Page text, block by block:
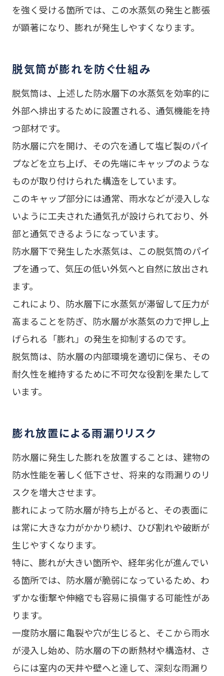
を強く受ける箇所では、この水蒸気の発生と膨張
が顕著になり、膨れが発生しやすくなります。
脱気筒が膨れを防ぐ仕組み
脱気筒は、上述した防水層下の水蒸気を効率的に
外部へ排出するために設置される、通気機能を持
つ部材です。
防水層に穴を開け、その穴を通して塩ビ製のパイ
プなどを立ち上げ、その先端にキャップのような
ものが取り付けられた構造をしています。
このキャップ部分には通常、雨水などが浸入しな
いように工夫された通気孔が設けられており、外
部と通気できるようになっています。
防水層下で発生した水蒸気は、この脱気筒のパイ
プを通って、気圧の低い外気へと自然に放出され
ます。
これにより、防水層下に水蒸気が滞留して圧力が
高まることを防ぎ、防水層が水蒸気の力で押し上
げられる「膨れ」の発生を抑制するのです。
脱気筒は、防水層の内部環境を適切に保ち、その
耐久性を維持するために不可欠な役割を果たして
います。
膨れ放置による雨漏りリスク
防水層に発生した膨れを放置することは、建物の
防水性能を著しく低下させ、将来的な雨漏りのリ
スクを増大させます。
膨れによって防水層が持ち上がると、その表面に
は常に大きな力がかかり続け、ひび割れや破断が
生じやすくなります。
特に、膨れが大きい箇所や、経年劣化が進んでい
る箇所では、防水層が脆弱になっているため、わ
ずかな衝撃や伸縮でも容易に損傷する可能性があ
ります。
一度防水層に亀裂や穴が生じると、そこから雨水
が浸入し始め、防水層の下の断熱材や構造材、さ
らには室内の天井や壁へと達して、深刻な雨漏り